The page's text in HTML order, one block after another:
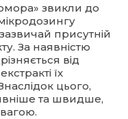
звикли до
присутній
За наявністю
від
їх
цього,
та швидше,